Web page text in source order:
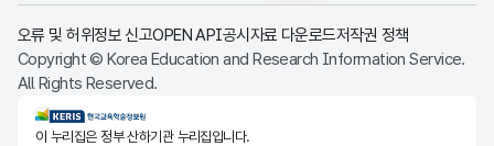
오류 및 허위정보 신고OPEN API공시자료 다운로드저작권 정책
Copyright © Korea Education and Research Information Service.
All Rights Reserved.
KERIS한국교육학술정보원
이 누리집은 정부 산하기관 누리집입니다.